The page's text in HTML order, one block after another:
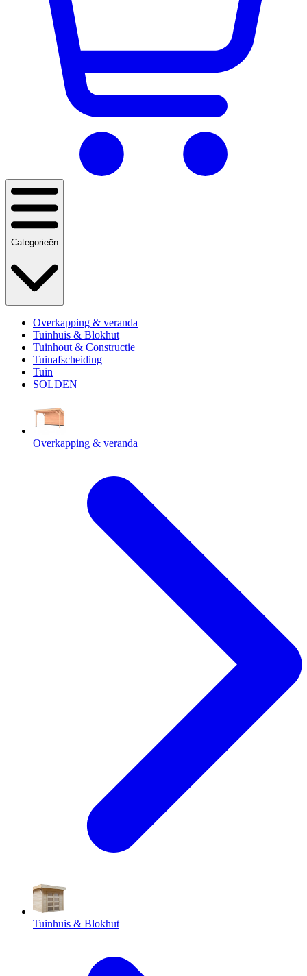
Categorieën
Overkapping & veranda
Tuinhuis & Blokhut
Tuinhout & Constructie
Tuinafscheiding
Tuin
SOLDEN
Overkapping & veranda
Tuinhuis & Blokhut